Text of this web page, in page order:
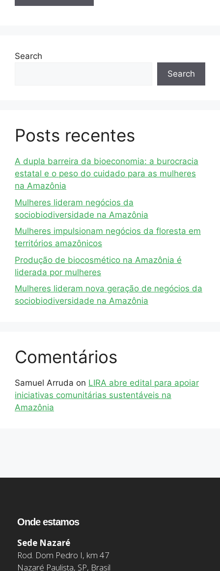
Search
Search
Posts recentes
A dupla barreira da bioeconomia: a burocracia
estatal e o peso do cuidado para as mulheres
na Amazônia
Mulheres lideram negócios da
sociobiodiversidade na Amazônia
Mulheres impulsionam negócios da floresta em
territórios amazônicos
Produção de biocosmético na Amazônia é
liderada por mulheres
Mulheres lideram nova geração de negócios da
sociobiodiversidade na Amazônia
Comentários
Samuel Arruda on LIRA abre edital para apoiar
iniciativas comunitárias sustentáveis na
Amazônia
Onde estamos
Sede Nazaré
Rod. Dom Pedro I, km 47
Nazaré Paulista, SP, Brasil